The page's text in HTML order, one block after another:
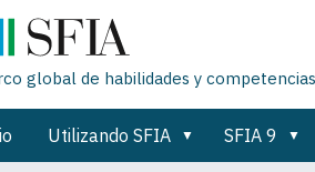
global de habilidades y
Utilizando SFIA SFIA 9